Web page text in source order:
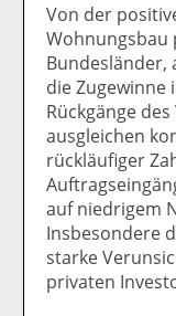
Von der
Wohnungsbau
Bundesländer,
die Zugewinne
Rückgänge
ausgleichen
rückläufiger
auf niedrigem
Insbesondere
starke
privaten